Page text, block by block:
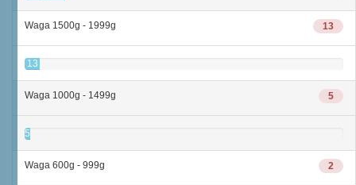
13
Waga 1500g - 1999g
13
5
Waga 1000g - 1499g
5
2
Waga 600g - 999g